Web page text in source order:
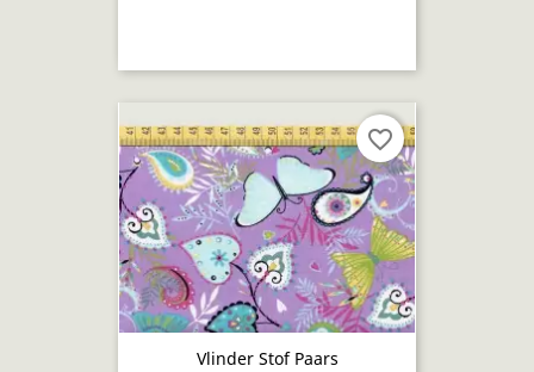
Vlinder Stof Paars
favorite_border